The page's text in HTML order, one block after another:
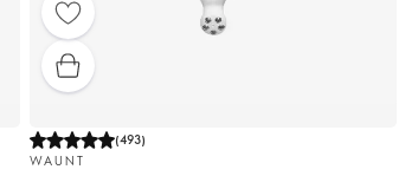
(493)
WAUNT